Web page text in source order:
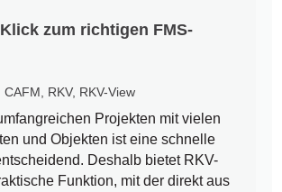
zum richtigen FMS-
CAFM RKV, RKV-View
Projekten mit vielen
und Objekten ist eine schnelle
Deshalb bietet RKV-
Funktion, mit der direkt aus